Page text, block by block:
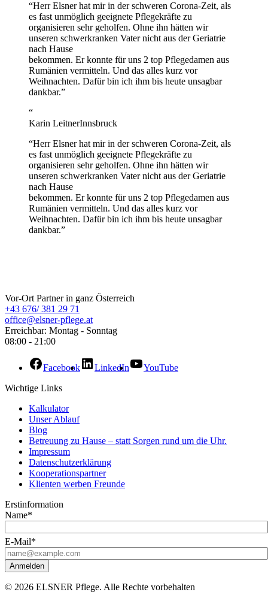
“Herr Elsner hat mir in der schweren Corona-Zeit, als
es fast unmöglich geeignete Pflegekräfte zu
organisieren sehr geholfen. Ohne ihn hätten wir
unseren schwerkranken Vater nicht aus der Geriatrie
nach Hause
bekommen. Er konnte für uns 2 top Pflegedamen aus
Rumänien vermitteln. Und das alles kurz vor
Weihnachten. Dafür bin ich ihm bis heute unsagbar
dankbar.”
“
Karin LeitnerInnsbruck
“Herr Elsner hat mir in der schweren Corona-Zeit, als
es fast unmöglich geeignete Pflegekräfte zu
organisieren sehr geholfen. Ohne ihn hätten wir
unseren schwerkranken Vater nicht aus der Geriatrie
nach Hause
bekommen. Er konnte für uns 2 top Pflegedamen aus
Rumänien vermitteln. Und das alles kurz vor
Weihnachten. Dafür bin ich ihm bis heute unsagbar
dankbar.”
Vor-Ort Partner in ganz Österreich
+43 676/ 381 29 71
office@elsner-pflege.at
Erreichbar: Montag - Sonntag
08:00 - 21:00
Facebook LinkedIn
YouTube
Wichtige Links
Kalkulator
Unser Ablauf
Blog
Betreuung zu Hause – statt Sorgen rund um die Uhr.
Impressum
Datenschutzerklärung
Kooperationspartner
Klienten werben Freunde
Erstinformation
Name*
E-Mail*
Anmelden
© 2026 ELSNER Pflege. Alle Rechte vorbehalten